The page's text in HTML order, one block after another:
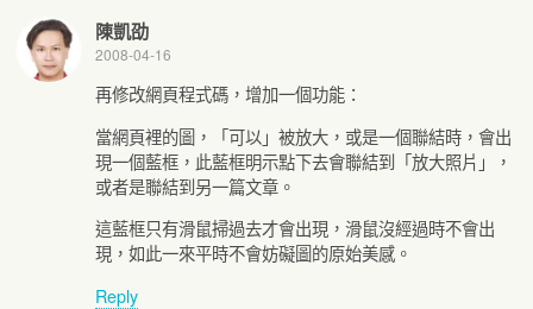
陳凱劭
2008-04-16
再修改網頁程式碼，增加一個功能：
當網頁裡的圖，「可以」被放大，或是一個聯結時，會出
現一個藍框，此藍框明示點下去會聯結到「放大照片」，
或者是聯結到另一篇文章。
這藍框只有滑鼠掃過去才會出現，滑鼠沒經過時不會出
現，如此一來平時不會妨礙圖的原始美感。
Reply